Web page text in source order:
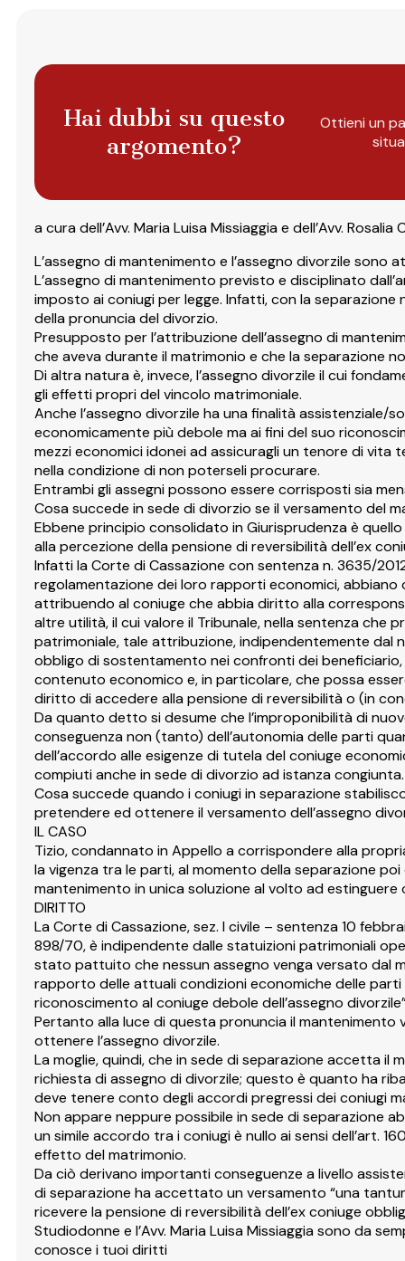
Hai dubbi su questo
argomento?
Ottieni un
a cura dell’Avv. Maria Luisa Missiaggia e dell’Avv. Rosalia
L’assegno di mantenimento e l’assegno divorzile sono
L’assegno di mantenimento previsto e disciplinato
imposto ai coniugi per legge. Infatti, con la
della pronuncia del divorzio.
Presupposto per l’attribuzione dell’assegno di
che aveva durante il matrimonio e che la separazione
Di altra natura è, invece, l’assegno divorzile il cui
gli effetti propri del vincolo matrimoniale.
Anche l’assegno divorzile ha una finalità
economicamente più debole ma ai fini del suo
mezzi economici idonei ad assicuragli un tenore di vita
nella condizione di non poterseli procurare.
Entrambi gli assegni possono essere corrisposti sia
Cosa succede in sede di divorzio se il versamento del
Ebbene principio consolidato in Giurisprudenza è
alla percezione della pensione di reversibilità dell’ex
Infatti la Corte di Cassazione con sentenza n. 3635/
regolamentazione dei loro rapporti economici, abbiano
attribuendo al coniuge che abbia diritto alla
altre utilità, il cui valore il Tribunale, nella sentenza
patrimoniale, tale attribuzione, indipendentemente dal
obbligo di sostentamento nei confronti dei
contenuto economico e, in particolare, che possa
diritto di accedere alla pensione di reversibilità o (in
Da quanto detto si desume che l’improponibilità di
conseguenza non (tanto) dell’autonomia delle parti
dell’accordo alle esigenze di tutela del coniuge
compiuti anche in sede di divorzio ad istanza congiunta.
Cosa succede quando i coniugi in separazione
pretendere ed ottenere il versamento dell’assegno
IL CASO
Tizio, condannato in Appello a corrispondere alla
la vigenza tra le parti, al momento della separazione
mantenimento in unica soluzione al volto ad
DIRITTO
La Corte di Cassazione, sez. I civile – sentenza 10
898/70, è indipendente dalle statuizioni patrimoniali
stato pattuito che nessun assegno venga versato dal
rapporto delle attuali condizioni economiche delle parti
riconoscimento al coniuge debole dell’assegno
Pertanto alla luce di questa pronuncia il mantenimento
ottenere l’assegno divorzile.
La moglie, quindi, che in sede di separazione accetta il
richiesta di assegno di divorzile; questo è quanto ha
deve tenere conto degli accordi pregressi dei coniugi
Non appare neppure possibile in sede di separazione
un simile accordo tra i coniugi è nullo ai sensi dell’art.
effetto del matrimonio.
Da ciò derivano importanti conseguenze a livello
di separazione ha accettato un versamento “una
ricevere la pensione di reversibilità dell’ex coniuge
Studiodonne e l’Avv. Maria Luisa Missiaggia sono da
conosce i tuoi diritti